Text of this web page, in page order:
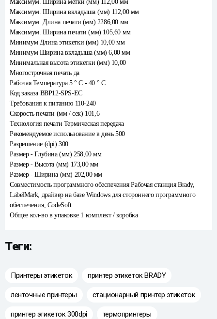
Максимум. Ширина метки (мм) 112,00 мм
Максимум. Ширина вкладыша (мм) 112,00 мм
Максимум. Длина печати (мм) 2286,00 мм
Максимум. Ширина печати (мм) 105,60 мм
Минимум Длина этикетки (мм) 10,00 мм
Минимум Ширина вкладыша (мм) 6,00 мм
Минимальная высота этикетки (мм) 10,00
Многострочная печать да
Рабочая Температура 5 ° C - 40 ° C
Код заказа BBP12-SPS-ЕС
Требования к питанию 110-240
Скорость печати (мм / сек) 101,6
Технология печати Термическая передача
Рекомендуемое использование в день 500
Разрешение (dpi) 300
Размер - Глубина (мм) 258,00 мм
Размер - Высота (мм) 173,00 мм
Размер - Ширина (мм) 202,00 мм
Совместимость программного обеспечения Рабочая станция Brady,
LabelMark, драйвер на базе Windows для стороннего программного
обеспечения, CodeSoft
Общее кол-во в упаковке 1 комплект / коробка
Теги:
Принтеры этикеток принтер этикеток BRADY
ленточные принтеры стационарный принтер этикеток
принтер этикеток 300dpi термопринтеры